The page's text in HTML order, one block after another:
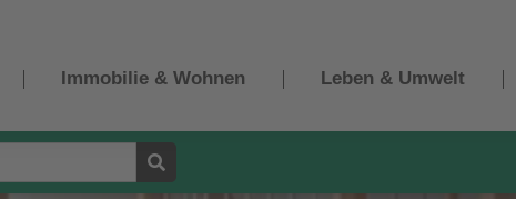
Immobilie & Wohnen Leben & Umwelt